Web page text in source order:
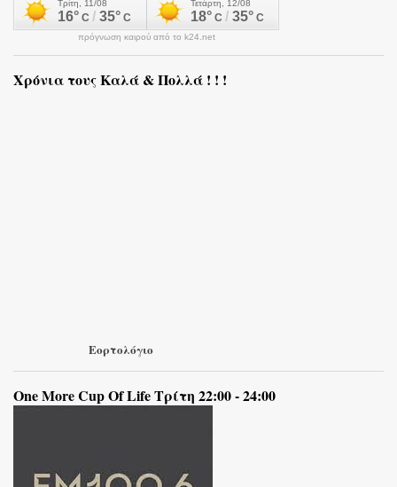
πρόγνωση καιρού από το k24.net
Χρόνια τους Καλά & Πολλά ! ! !
Εορτολόγιο
One More Cup Of Life Τρίτη 22:00 - 24:00